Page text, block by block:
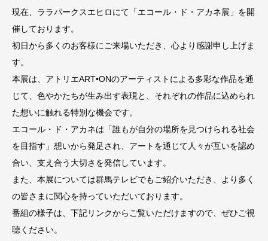
現在、ララパークスエヒロにて「エコール・ド・アカネ展」を開
催しております。
初日から多くのお客様にご来場いただき、心より感謝申し上げま
す。
本展は、アトリエART•ONのアーティストによる多彩な作品を通
じて、色やかたちが生み出す表現と、それぞれの作品に込められ
た想いに触れる特別な機会です。
エコール・ド・アカネは「誰もが自分の場所を見つけられる社会
を目指す」想いから発足され、アートを通じて人々が互いを認め
合い、支え合う大切さを発信しています。
また、本展については群馬テレビでもご紹介いただき、より多く
の皆さまに関心を持っていただいております。
番組の様子は、下記リンクからご覧いただけますので、ぜひご視
聴ください。